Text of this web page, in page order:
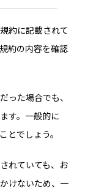
約に記載されて
約の内容を確認
った場合でも、
す。一般的に
とでしょう。
れていても、お
けないため、一